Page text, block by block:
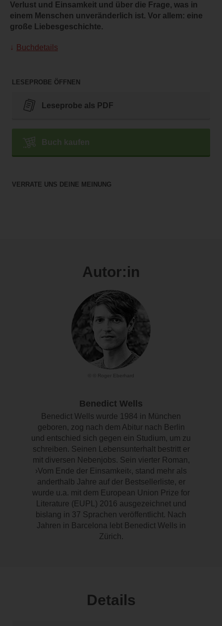
Verlust und Einsamkeit und über die Frage, was in
einem Menschen unveränderlich ist. Vor allem: eine
große Liebesgeschichte.
Buchdetails
LESEPROBE ÖFFNEN
Leseprobe als PDF
Buch kaufen
VERRATE UNS DEINE MEINUNG
Autor:in
© © Roger Eberhard
Benedict Wells
Benedict Wells wurde 1984 in München
geboren, zog nach dem Abitur nach Berlin
und entschied sich gegen ein Studium, um zu
schreiben. Seinen Lebensunterhalt bestritt er
mit diversen Nebenjobs. Sein vierter Roman,
›Vom Ende der Einsamkeit‹, stand mehr als
anderthalb Jahre auf der Bestsellerliste, er
wurde u.a. mit dem European Union Prize for
Literature (EUPL) 2016 ausgezeichnet und
bislang in 37 Sprachen veröffentlicht. Nach
Jahren in Barcelona lebt Benedict Wells in
Zürich.
Details